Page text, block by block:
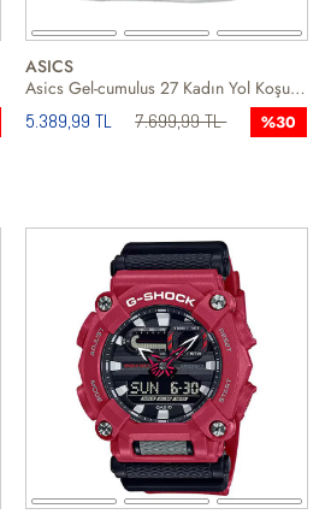
ASICS
Asics Gel-cumulus 27 Kadın Yol Koşusu Ayakkabısı
5.389,99 TL 7.699,99 TL %30